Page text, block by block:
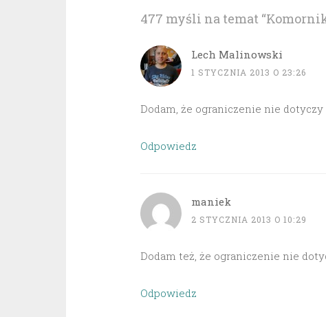
477 myśli na temat “
Lech Malinowski
1 STYCZNIA 2013 O 23:26
Dodam, że ograniczenie nie
Odpowiedz
maniek
2 STYCZNIA 2013 O 10:29
Dodam też, że ograniczenie nie
Odpowiedz